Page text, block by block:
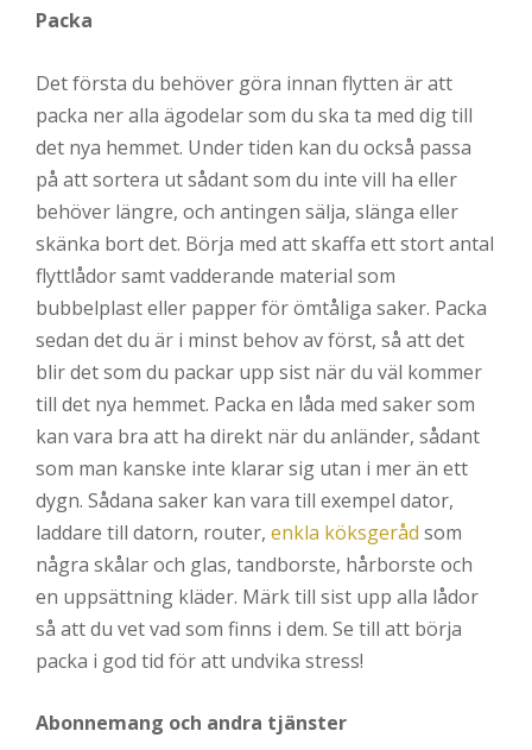
Packa
Det första du behöver göra innan flytten är att
packa ner alla ägodelar som du ska ta med dig till
det nya hemmet. Under tiden kan du också passa
på att sortera ut sådant som du inte vill ha eller
behöver längre, och antingen sälja, slänga eller
skänka bort det. Börja med att skaffa ett stort antal
flyttlådor samt vadderande material som
bubbelplast eller papper för ömtåliga saker. Packa
sedan det du är i minst behov av först, så att det
blir det som du packar upp sist när du väl kommer
till det nya hemmet. Packa en låda med saker som
kan vara bra att ha direkt när du anländer, sådant
som man kanske inte klarar sig utan i mer än ett
dygn. Sådana saker kan vara till exempel dator,
laddare till datorn, router, enkla köksgeråd som
några skålar och glas, tandborste, hårborste och
en uppsättning kläder. Märk till sist upp alla lådor
så att du vet vad som finns i dem. Se till att börja
packa i god tid för att undvika stress!
Abonnemang och andra tjänster